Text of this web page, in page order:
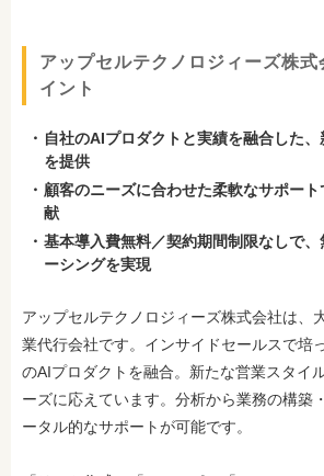
アップセルテクノロジィーズ株
イント
自社のAIプロダクトと実績を融合した
を提供
顧客のニーズに合わせた柔軟なサポー
献
基本導入費無料／契約期間制限なしで
ーシングを実現
アップセルテクノロジィーズ株式会社は、
業代行会社です。インサイドセールスで培
のAIプロダクトを融合。新たな営業スタイ
ーズに応えています。分析から業務の構築
ータル的なサポートが可能です。